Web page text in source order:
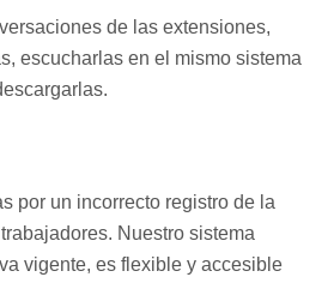
de las extensiones,
escucharlas en el mismo sistema
por un incorrecto registro de la
Nuestro sistema
vigente, es flexible y accesible